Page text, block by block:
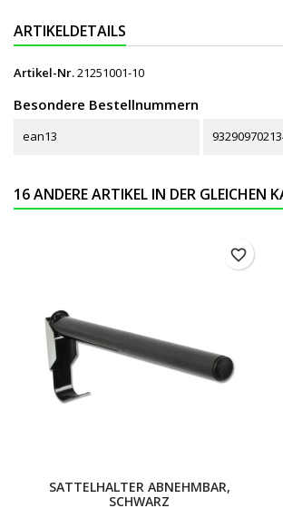
ARTIKELDETAILS
Artikel-Nr.21251001-10
Besondere Bestellnummern
ean13
16 ANDERE ARTIKEL IN DER GLEICHEN
SATTELHALTER ABNEHMBAR,
SCHWARZ
favorite_border